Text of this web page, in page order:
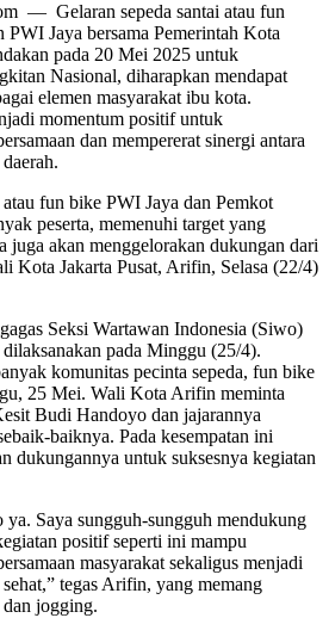
— Gelaran sepeda santai atau fun
PWI Jaya bersama Pemerintah Kota
pada 20 Mei 2025 untuk
Nasional, diharapkan mendapat
elemen masyarakat ibu kota.
momentum positif untuk
dan mempererat sinergi antara
fun bike PWI Jaya dan Pemkot
peserta, memenuhi target yang
juga akan menggelorakan dukungan dari
Kota Jakarta Pusat, Arifin, Selasa (22/4)
Seksi Wartawan Indonesia (Siwo)
pada Minggu (25/4).
komunitas pecinta sepeda, fun bike
25 Mei. Wali Kota Arifin meminta
Budi Handoyo dan jajarannya
baiknya. Pada kesempatan ini
dukungannya untuk suksesnya kegiatan
ya. Saya sungguh-sungguh mendukung
positif seperti ini mampu
masyarakat sekaligus menjadi
tegas Arifin, yang memang
dan jogging.